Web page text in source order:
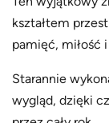
kształtem
pamięć, miłość
Starannie
wygląd, dzięki